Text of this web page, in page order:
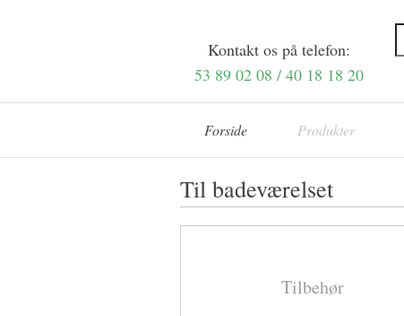
Kontakt os på telefon:
53 89 02 08 / 40 18 18 20
Forside Produkter
Til badeværelset
Tilbehør ​